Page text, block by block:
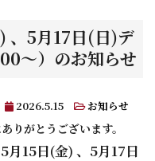
、5月17日(日)デ
～）のお知らせ
2026.5.15 お知らせ
りがとうございます。
5月15日(金) 、5月17日